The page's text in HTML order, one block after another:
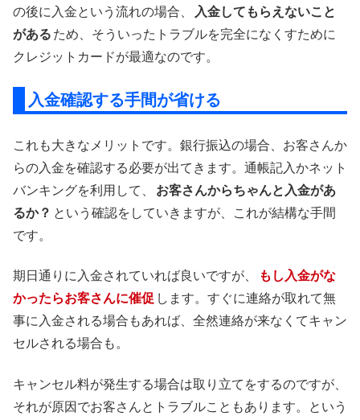
の後に入金という流れの場合、
入金してもらえないこと
がある ため、そういったトラブルを完全になくすために
クレジットカードが最適なのです。
入金確認する手間が省ける
これも大きなメリットです。銀行振込の場合、お客さんか
らの入金を確認する必要が出てきます。通帳記入かネット
バンキングを利用して、
お客さんからちゃんと入金があ
るか？ という確認をしていきますが、これが結構な手間
です。
期日通りに入金されていれば良いですが、
もし入金がな
かったらお客さんに催促 します。すぐに連絡が取れて無
事に入金される場合もあれば、全然連絡が来なくてキャン
セルされる場合も。
キャンセル料が発生する場合は取り立てをするのですが、
それが原因でお客さんとトラブルこともあります。という